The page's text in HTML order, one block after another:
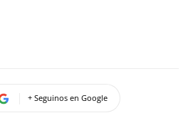
+ Seguinos en Google